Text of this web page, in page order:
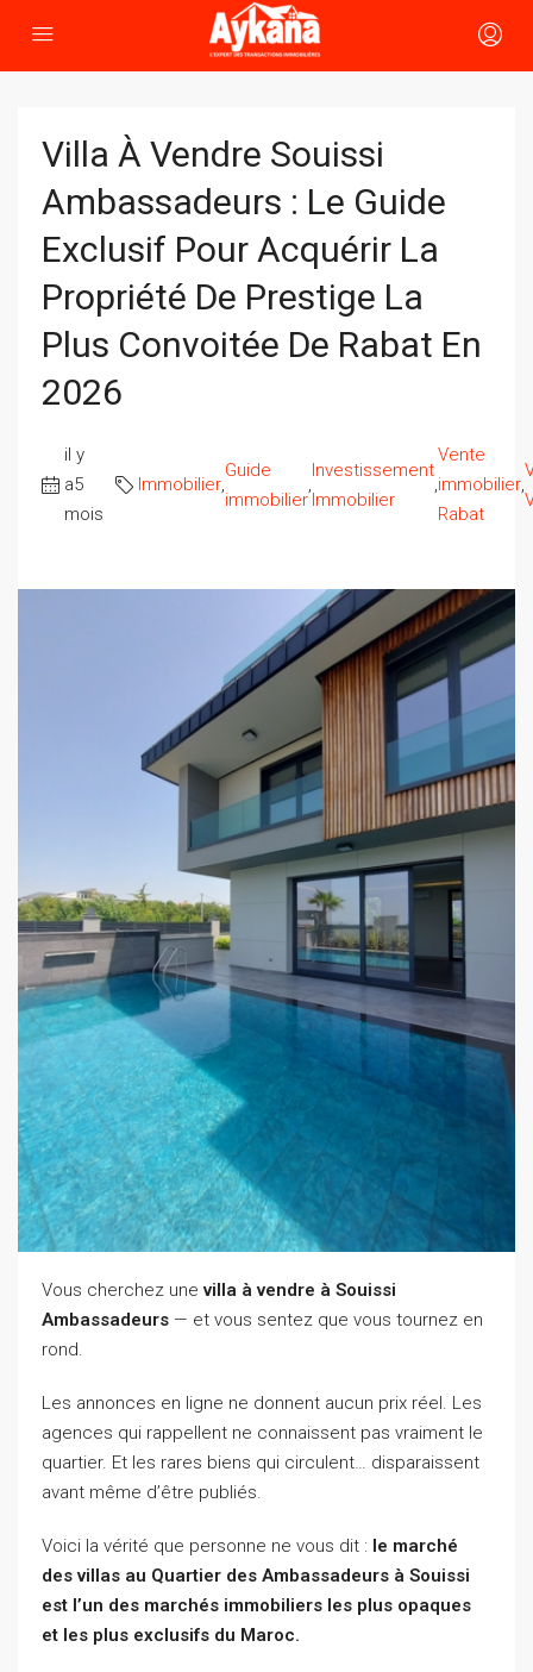
Villa À Vendre Souissi
Ambassadeurs : Le Guide
Exclusif Pour Acquérir La
Propriété De Prestige La
Plus Convoitée De Rabat En
2026
il y
a5
mois
Immobilier,
Guide
immobilier
,
Investissement
Immobilier
,
Vente
immobilier
Rabat
,
Vous cherchez unevilla à vendre à Souissi
Ambassadeurs — et vous sentez que vous tournez en
rond.
Les annonces en ligne ne donnent aucun prix réel. Les
agences qui rappellent ne connaissent pas vraiment le
quartier. Et les rares biens qui circulent… disparaissent
avant même d’être publiés.
Voici la vérité que personne ne vous dit : le marché
des villas au Quartier des Ambassadeurs à Souissi
est l’un des marchés immobiliers les plus opaques
et les plus exclusifs du Maroc.